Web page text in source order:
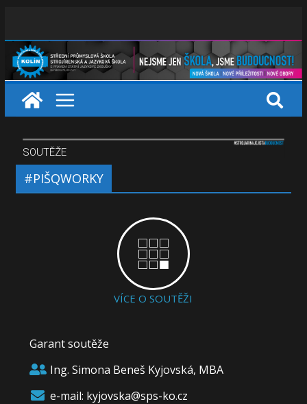
SOUTĚŽE
#PIŠQWORKY
VÍCE O SOUTĚŽI
Garant soutěže
Ing. Simona Beneš Kyjovská, MBA
e-mail: kyjovska@sps-ko.cz